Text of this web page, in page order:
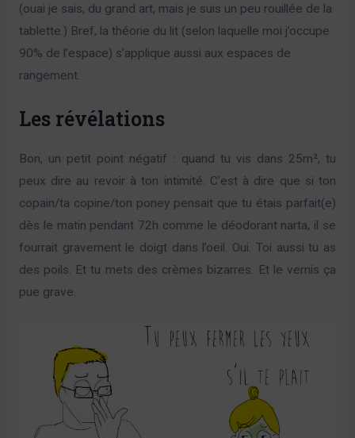
(ouai je sais, du grand art, mais je suis un peu rouillée de la
tablette.) Bref, la théorie du lit (selon laquelle moi j’occupe
90% de l’espace) s’applique aussi aux espaces de
rangement.
Les révélations
Bon, un petit point négatif : quand tu vis dans 25m², tu
peux dire au revoir à ton intimité. C’est à dire que si ton
copain/ta copine/ton poney pensait que tu étais parfait(e)
dès le matin pendant 72h comme le déodorant narta, il se
fourrait gravement le doigt dans l’oeil. Oui. Toi aussi tu as
des poils. Et tu mets des crèmes bizarres. Et le vernis ça
pue grave.